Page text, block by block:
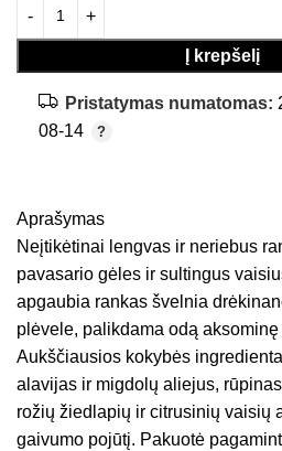
Į krepšelį
Pristatymas numatomas:
08-14
Aprašymas
Neįtikėtinai lengvas ir neriebus
pavasario gėles ir sultingus
apgaubia rankas švelnia
plėvele, palikdama odą
Aukščiausios kokybės
alavijas ir migdolų aliejus,
rožių žiedlapių ir citrusinių vaisių
gaivumo pojūtį. Pakuotė